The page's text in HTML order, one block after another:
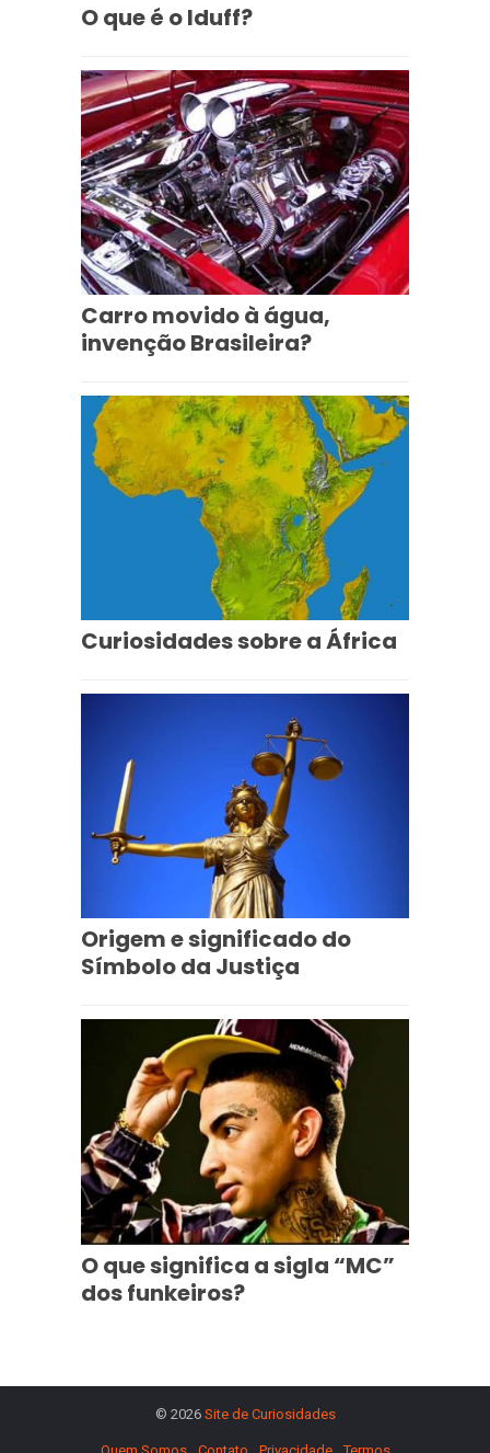
O que é o Iduff?
Carro movido à água,
invenção Brasileira?
Curiosidades sobre a África
Origem e significado do
Símbolo da Justiça
O que significa a sigla “MC”
dos funkeiros?
© 2026 Site de Curiosidades